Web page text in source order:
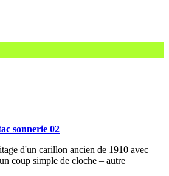
sonnerie 02
d'un carillon ancien de 1910 avec
coup simple de cloche – autre